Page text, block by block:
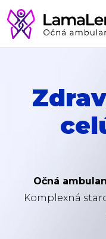
Očná
Komplexná